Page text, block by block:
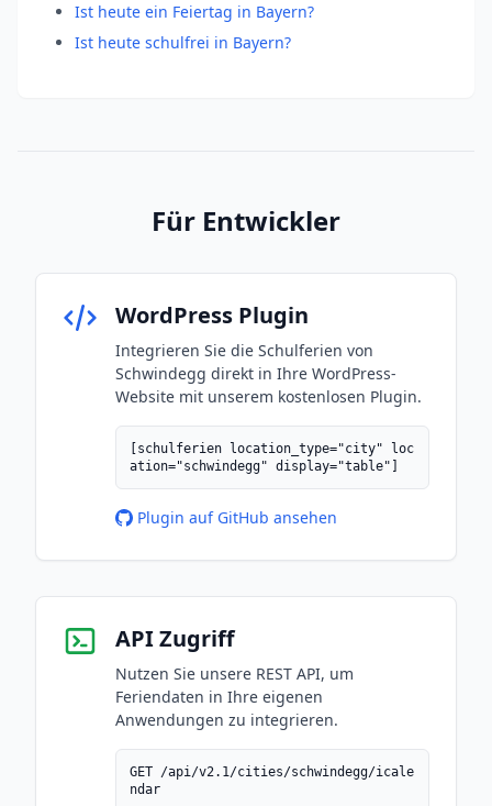
Ist heute ein Feiertag in Bayern?
Ist heute schulfrei in Bayern?
Für Entwickler
WordPress Plugin
Integrieren Sie die Schulferien von
Schwindegg direkt in Ihre WordPress-
Website mit unserem kostenlosen Plugin.
[schulferien location_type="city" loc
ation="schwindegg" display="table"]
Plugin auf GitHub ansehen
API Zugriff
Nutzen Sie unsere REST API, um
Feriendaten in Ihre eigenen
Anwendungen zu integrieren.
GET /api/v2.1/cities/schwindegg/icale
ndar